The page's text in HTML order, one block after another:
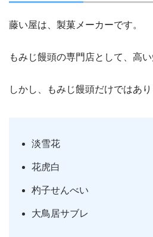
藤い屋は、製菓メーカーです。
もみじ饅頭の専門店として、高
しかし、もみじ饅頭だけではあり
淡雪花
花虎白
杓子せんべい
大鳥居サブレ